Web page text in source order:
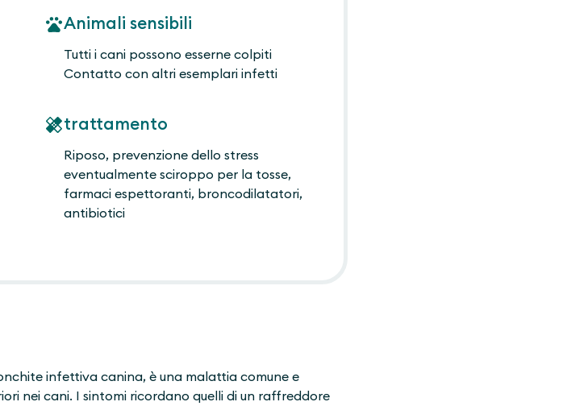
Animali sensibili
Tutti i cani possono esserne colpiti
Contatto con altri esemplari infetti
trattamento
Riposo, prevenzione dello stress
eventualmente sciroppo per la tosse,
farmaci espettoranti, broncodilatatori,
antibiotici
infettiva canina, è una malattia comune e
nei cani. I sintomi ricordano quelli di un raffreddore